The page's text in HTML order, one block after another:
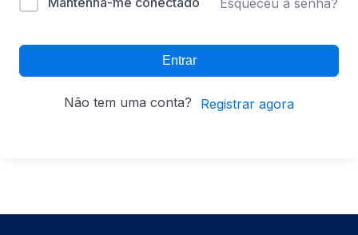
Entrar
Não tem uma conta? Registrar agora